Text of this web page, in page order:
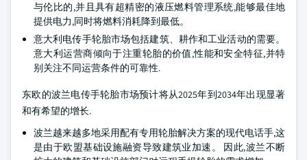
与伦比的,并且具有超精密的液压燃料管理系统,能够最佳地
提供电力,同时将燃料消耗降到最低。
意大利电传手轮胎市场包括建筑、耕作和工业活动的需要。
意大利运营商倾向于注重轮胎的价值,性能和安全特征,并特
别关注不同运营条件的可靠性.
东欧的波兰电传手轮胎市场预计将从2025年到2034年出现显著
和有希望的增长.
波兰越来越多地采用配有专用轮胎解决方案的现代电话手,这
是由于欧盟基础设施融资导致建筑业加速。 因此,波兰不断